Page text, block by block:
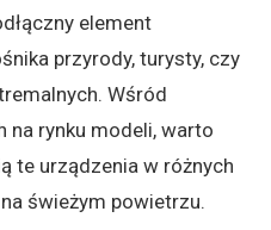
element
przyrody, turysty, czy
Wśród
na rynku modeli, warto
te urządzenia w różnych
świeżym powietrzu.